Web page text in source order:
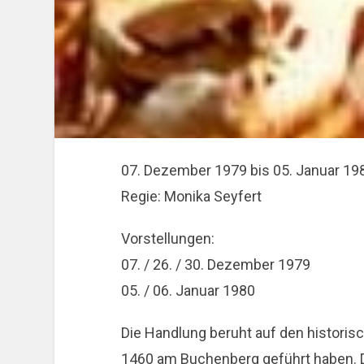
07. Dezember 1979 bis 05. Januar
Regie: Monika Seyfert
Vorstellungen:
07. / 26. / 30. Dezember 1979
05. / 06. Januar 1980
Die Handlung beruht auf den
1460 am Buchenberg geführt